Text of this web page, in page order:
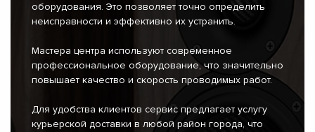
оборудования. Это позволяет точно определить
неисправности и эффективно их устранить.
Мастера центра используют современное
профессиональное оборудование, что значительно
повышает качество и скорость проводимых работ.
Для удобства клиентов сервис предлагает услугу
курьерской доставки в любой район города, что